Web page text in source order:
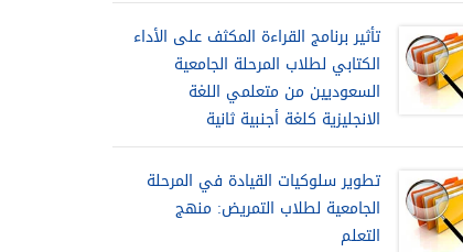
تأثير برنامج القراءة المكثف على الأداء
الكتابي لطلاب المرحلة الجامعية
السعوديين من متعلمي اللغة
الانجليزية كلغة أجنبية ثانية
تطوير سلوكيات القيادة في المرحلة
الجامعية لطلاب التمريض: منهج
التعلم